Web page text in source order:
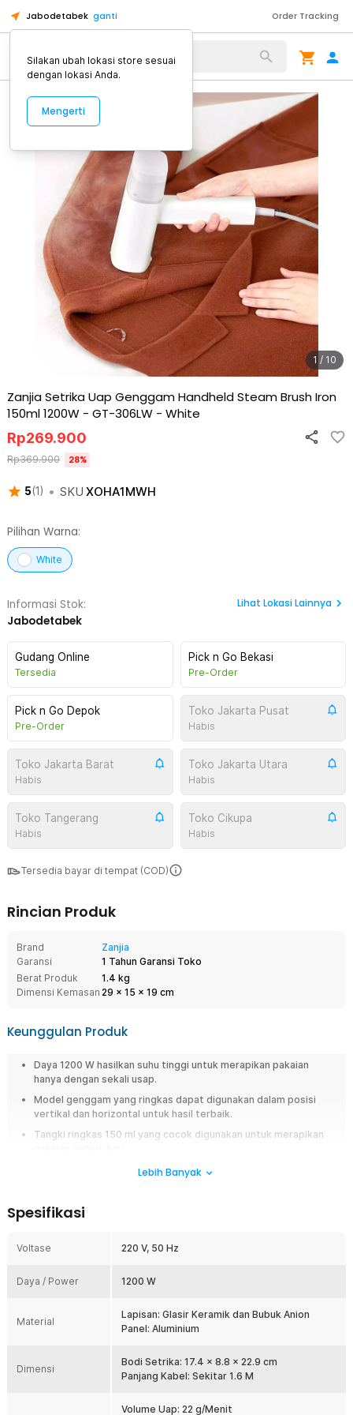
Jabodetabek ganti Order Tracking
Alat Kopi
1 / 10
Zanjia Setrika Uap Genggam Handheld Steam Brush Iron
150ml 1200W - GT-306LW - White
5(1 ) • SKU XOHA1MWH
Rp269.900
Rp369.900 28%
Pilihan Warna:
White
Informasi Stok:
Jabodetabek
Lihat Lokasi Lainnya
Gudang Online
Tersedia
Pick n Go Bekasi
Pre-Order
Pick n Go Depok
Pre-Order
Toko Jakarta Pusat
Habis
Toko Jakarta Barat
Habis
Toko Jakarta Utara
Habis
Toko Tangerang
Habis
Toko Cikupa
Habis
Tersedia bayar di tempat (COD)
Rincian Produk
Brand
Zanjia
Garansi
1 Tahun Garansi Toko
Berat Produk
1.4 kg
Dimensi Kemasan 29 x 15 x 19 cm
Keunggulan Produk
Daya 1200 W hasilkan suhu tinggi untuk merapikan pakaian
hanya dengan sekali usap.
Model genggam yang ringkas dapat digunakan dalam posisi
vertikal dan horizontal untuk hasil terbaik.
Tangki ringkas 150 ml yang cocok digunakan untuk merapikan
setrika uap dari Zanjia. Dibekali tangki air berkapasitas 150 ml, setrika
semakin rapi dengan adanya panel khusus yang menyebarkan uap
Rapikan Pakaian dalam Sekali Usap
mesin dengan daya 1200 W yang andal. Setrika uap dapat
menghasilkan uap super panas yang membuat pakaian kembali rapi
Model Genggam Ringkas dan Praktis
Lebih Banyak
Spesifikasi
Voltase 220 V, 50 Hz
Daya / Power 1200 W
Material
Lapisan: Glasir Keramik dan Bubuk Anion
Panel: Aluminium
Dimensi
Bodi Setrika: 17.4 x 8.8 x 22.9 cm
Panjang Kabel: Sekitar 1.6 M
Volume Uap: 22 g/Menit
Silakan ubah lokasi store sesuai
dengan lokasi Anda.
Mengerti